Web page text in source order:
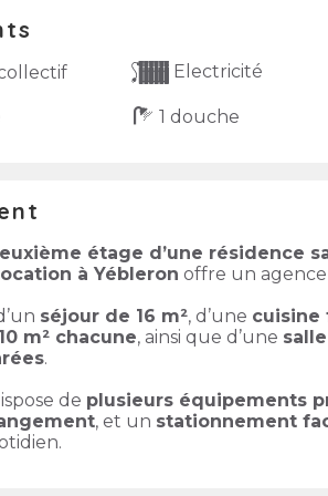
Electricité
1 douche
étage d’une résidence
à Yébleron offre un
séjour de 16 m², d’une cuisine
10 m² chacune, ainsi que d’une
.
de plusieurs équipements
, et un stationnement